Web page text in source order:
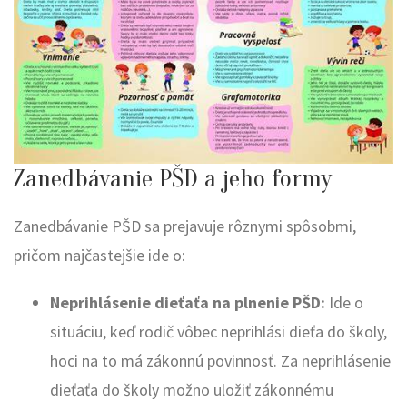
Zanedbávanie PŠD a jeho formy
Zanedbávanie PŠD sa prejavuje rôznymi spôsobmi,
pričom najčastejšie ide o:
Neprihlásenie dieťaťa na plnenie PŠD: Ide o
situáciu, keď rodič vôbec neprihlási dieťa do školy,
hoci na to má zákonnú povinnosť. Za neprihlásenie
dieťaťa do školy možno uložiť zákonnému